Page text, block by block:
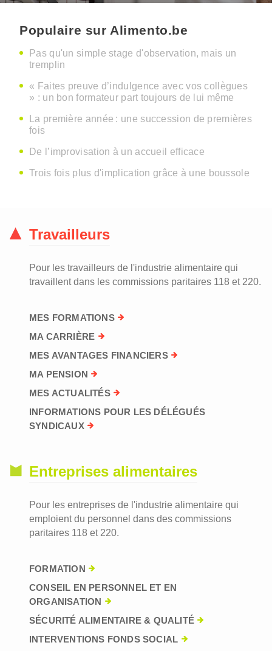
Populaire sur Alimento.be
Pas qu'un simple stage d'observation, mais un
tremplin
« Faites preuve d’indulgence avec vos collègues
» : un bon formateur part toujours de lui même
La première année : une succession de premières
fois
De l’improvisation à un accueil efficace
Trois fois plus d'implication grâce à une boussole
Travailleurs
Pour les travailleurs de l'industrie alimentaire qui
travaillent dans les commissions paritaires 118 et 220.
MES FORMATIONS
MA CARRIÈRE
MES AVANTAGES FINANCIERS
MA PENSION
MES ACTUALITÉS
INFORMATIONS POUR LES DÉLÉGUÉS
SYNDICAUX
Entreprises alimentaires
Pour les entreprises de l'industrie alimentaire qui
emploient du personnel dans des commissions
paritaires 118 et 220.
FORMATION
CONSEIL EN PERSONNEL ET EN
ORGANISATION
SÉCURITÉ ALIMENTAIRE & QUALITÉ
INTERVENTIONS FONDS SOCIAL